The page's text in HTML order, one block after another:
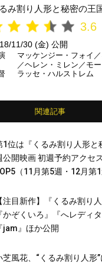
み割り人形と秘密の王
3.6
11/30 (金) 公開
マッケンジー・フォイ
／ヘレン・ミレン／モ
ほか（日本語吹替）小
ラッセ・ハルストレム
関連記事
1位は『くるみ割り人形と
公開映画 初週予約アクセ
（11月第5週・12月第1
【注目新作】『くるみ割り
『かぞくいろ』『へレディ
『jam』ほか公開
芝風花、“くるみ割り人形